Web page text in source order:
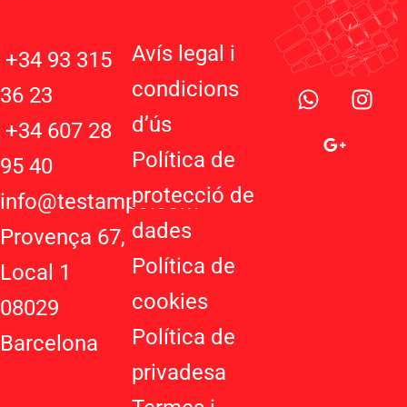
+34 93 315
36 23
+34 607 28
95 40
info@testampo.com
Provença 67,
Local 1
08029
Barcelona
Avís legal i
condicions
d’ús
Política de
protecció de
dades
Política de
cookies
Política de
privadesa
W
h
I
n
o
g